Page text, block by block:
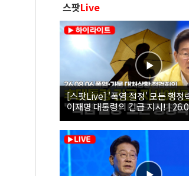
스팟Live
[스팟Live] '폭염 절정' 모든 행정
이재명 대통령의 긴급 지시! |
가뭄 대처상황 점검회의